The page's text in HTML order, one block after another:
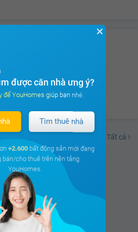
thảo luận
Xem ngay
Tất cả
✕
được căn nhà ưng ý?
để YouHomes giúp bạn nhé.
Tìm thuê nhà
+2.600 bất động sản mới đang
bán/cho thuê trên nền tảng
YouHomes.